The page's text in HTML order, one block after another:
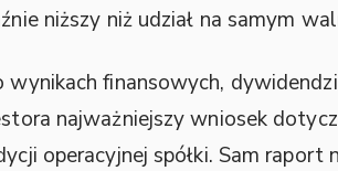
niższy niż udział na samym
wynikach finansowych,
najważniejszy wniosek
operacyjnej spółki. Sam